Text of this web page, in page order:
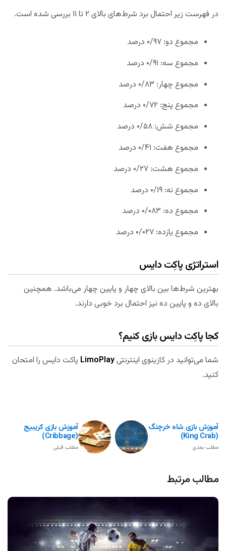
در فهرست زیر احتمال برد شرط‌های بالای ۲ تا ۱۱ بررسی شده است.
مجموع دو: ۰/۹۷ درصد
مجموع سه: ۰/۹۱ درصد
مجموع چهار: ۰/۸۳ درصد
مجموع پنج: ۰/۷۲ درصد
مجموع شش: ۰/۵۸ درصد
مجموع هفت: ۰/۴۱ درصد
مجموع هشت: ۰/۲۷ درصد
مجموع نه: ۰/۱۹ درصد
مجموع ده: ۰/۰۸۳ درصد
مجموع یازده: ۰/۰۲۷ درصد
استراتژی پاکِت دایس
بهترین شرط‌ها بین بالای چهار و پایین چهار می‌باشد. همچنین
بالای ده و پایین ده نیز احتمال برد خوبی دارند.
کجا پاکِت دایس بازی کنیم؟
شما می‌توانید در کازینوی اینترنتیLimoPlay پاکت دایس را امتحان
کنید.
آموزش بازی کریبیج
(Cribbage)
مطلب قبلی
آموزش بازی شاه خرچنگ
(King Crab)
مطلب بعدی
مطالب مرتبط